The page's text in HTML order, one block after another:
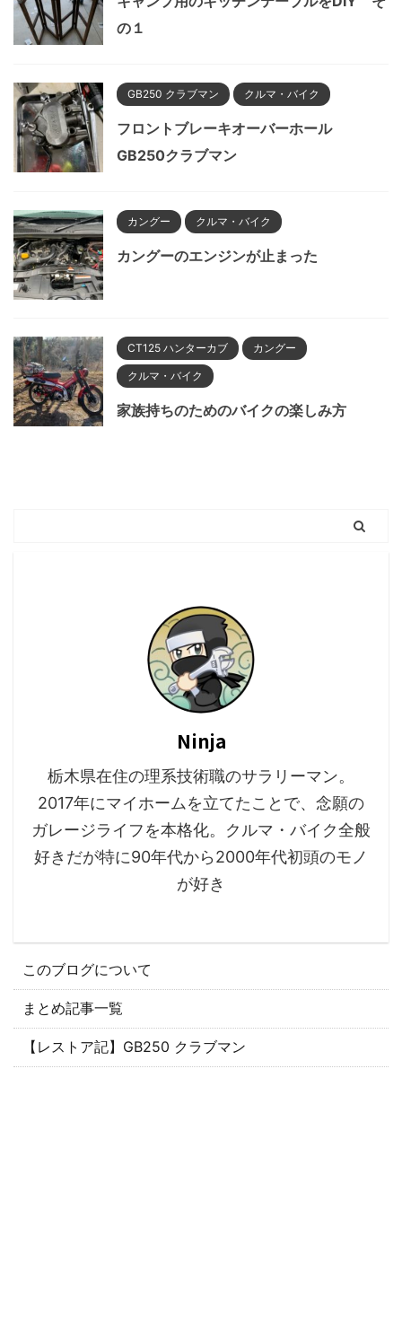
の１
GB250 クラブマン クルマ・バイク
フロントブレーキオーバーホール
GB250クラブマン
カングー クルマ・バイク
カングーのエンジンが止まった
CT125 ハンターカブ カングー
クルマ・バイク
家族持ちのためのバイクの楽しみ方
Ninja
栃木県在住の理系技術職のサラリーマン。
2017年にマイホームを立てたことで、念願の
ガレージライフを本格化。クルマ・バイク全般
好きだが特に90年代から2000年代初頭のモノ
が好き
このブログについて
まとめ記事一覧
【レストア記】GB250 クラブマン